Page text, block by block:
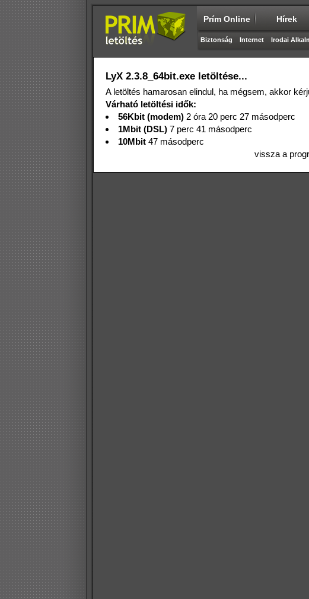
Prím Online Hírek
Biztonság Internet Irodai
LyX 2.3.8_64bit.exe letöltése...
A letöltés hamarosan elindul, ha mégsem, akkor
Várható letöltési idők:
56Kbit (modem) 2 óra 20 perc 27 másodperc
1Mbit (DSL) 7 perc 41 másodperc
10Mbit 47 másodperc
vissza a